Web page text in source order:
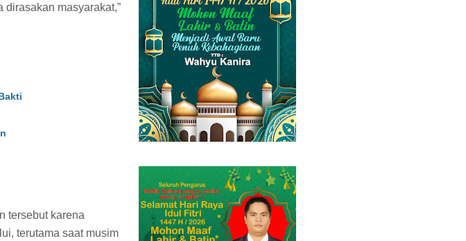
masyarakat,”
tersebut karena
terutama saat musim